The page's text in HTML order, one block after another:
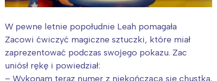
W pewne letnie popołudnie Leah pomagała
Zacowi ćwiczyć magiczne sztuczki, które miał
zaprezentować podczas swojego pokazu. Zac
uniósł rękę i powiedział:
– Wykonam teraz numer z niekończącą się chustką.